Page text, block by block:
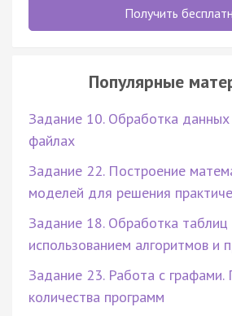
Получить
Популярные
Задание 10. Обработка данных
файлах
Задание 22. Построение
моделей для решения
Задание 18. Обработка таблиц
использованием алгоритмов и
Задание 23. Работа с графами.
количества программ